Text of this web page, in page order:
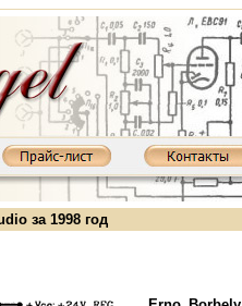
за 1998 год